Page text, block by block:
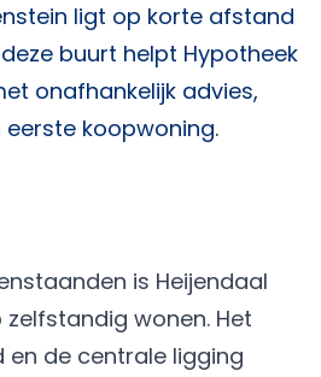
ligt op korte afstand
buurt helpt Hypotheek
onafhankelijk advies,
koopwoning.
is Heijendaal
wonen. Het
de centrale ligging